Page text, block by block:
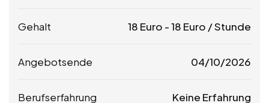
Gehalt 18 Euro -18 Euro / Stunde
Angebotsende 04/10/2026
Berufserfahrung Keine Erfahrung